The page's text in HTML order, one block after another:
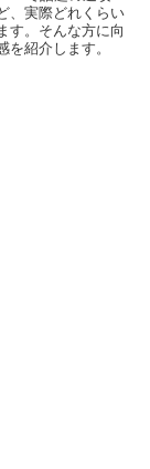
、実際どれくらい
す。そんな方に向
紹介します。